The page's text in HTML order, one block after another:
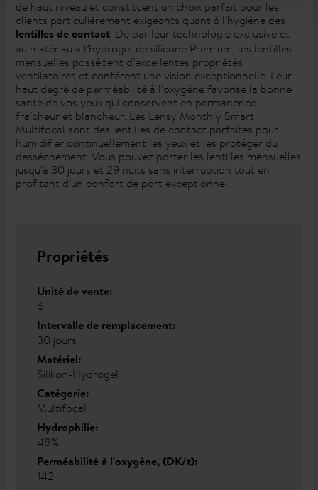
de haut niveau et constituent un choix parfait pour les
clients particulièrement exigeants quant à l’hygiène des
lentilles de contact. De par leur technologie exclusive et
au matériau à l’hydrogel de silicone Premium, les lentilles
mensuelles possèdent d’excellentes propriétés
ventilatoires et confèrent une vision exceptionnelle. Leur
haut degré de perméabilité à l’oxygène favorise la bonne
santé de vos yeux qui conservent en permanence
fraîcheur et blancheur. Les Lensy Monthly Smart
Multifocal sont des lentilles de contact parfaites pour
humidifier continuellement les yeux et les protéger du
dessèchement. Vous pouvez porter les lentilles mensuelles
jusqu’à 30 jours et 29 nuits sans interruption tout en
profitant d’un confort de port exceptionnel.
Propriétés
Unité de vente:
6
Intervalle de remplacement:
30 jours
Matériel:
Silikon-Hydrogel
Catégorie:
Multifocal
Hydrophilie:
48%
Perméabilité à l'oxygène, (DK/t):
142